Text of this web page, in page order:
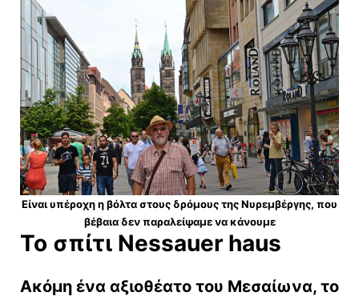
Είναι υπέροχη η βόλτα στους δρόμους της Νυρεμβέργης, που
βέβαια δεν παραλείψαμε να κάνουμε
Το σπίτι Nessauer haus
Ακόμη ένα αξιοθέατο του Μεσαίωνα, το